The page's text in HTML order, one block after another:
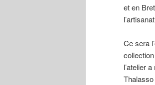
et en
Ce sera
l’atelier